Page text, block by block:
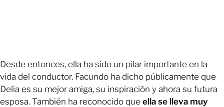
Desde entonces, ella ha sido un pilar importante en la
vida del conductor. Facundo ha dicho públicamente que
Delia es su mejor amiga, su inspiración y ahora su futura
esposa. También ha reconocido que ella se lleva muy